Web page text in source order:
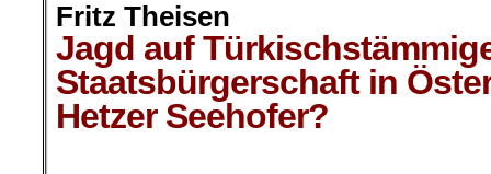
Fritz Theisen
Jagd auf
Staatsbürgerschaft in
Hetzer Seehofer?